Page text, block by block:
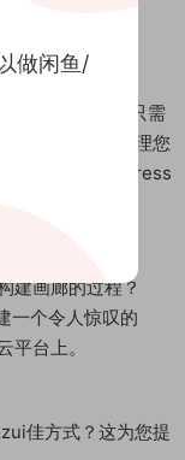
佳解决方案？只需
云平台轻松管理您
在您的 WordPress
建画廊的过程？
一个令人惊叹的
台上。
佳方式？这为您提
做闲鱼/